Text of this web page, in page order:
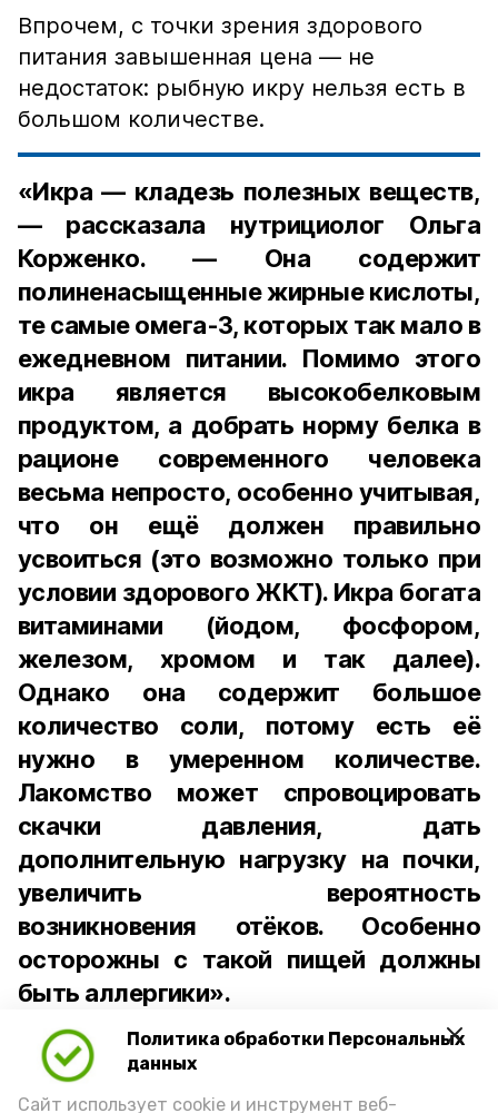
Политика обработки Персональных
данных
Сайт использует cookie и инструмент веб-
Впрочем, с точки зрения здорового
питания завышенная цена — не
недостаток: рыбную икру нельзя есть в
большом количестве.
«Икра — кладезь полезных веществ,
— рассказала нутрициолог Ольга
Корженко. — Она содержит
полиненасыщенные жирные кислоты,
те самые омега-3, которых так мало в
ежедневном питании. Помимо этого
икра является высокобелковым
продуктом, а добрать норму белка в
рационе современного человека
весьма непросто, особенно учитывая,
что он ещё должен правильно
усвоиться (это возможно только при
условии здорового ЖКТ). Икра богата
витаминами (йодом, фосфором,
железом, хромом и так далее).
Однако она содержит большое
количество соли, потому есть её
нужно в умеренном количестве.
Лакомство может спровоцировать
скачки давления, дать
дополнительную нагрузку на почки,
увеличить вероятность
возникновения отёков. Особенно
осторожны с такой пищей должны
быть аллергики».
Для взрослого человека безопасной
порцией икры считается 30-50 граммов
(2-3 ложки). При этом следует обратить